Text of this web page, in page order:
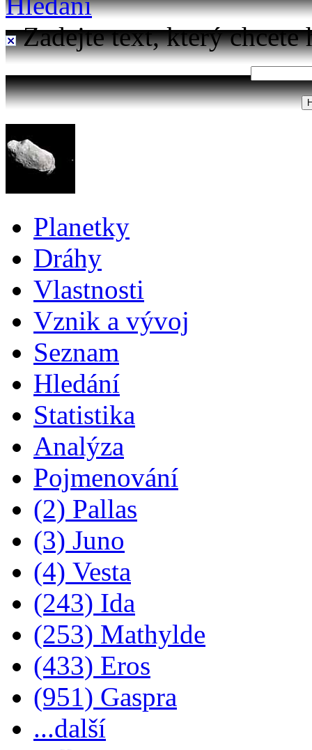
Zadejte text, který chcete
Planetky
Dráhy
Vlastnosti
Vznik a vývoj
Seznam
Hledání
Statistika
Analýza
Pojmenování
(2) Pallas
(3) Juno
(4) Vesta
(243) Ida
(253) Mathylde
(433) Eros
(951) Gaspra
...další